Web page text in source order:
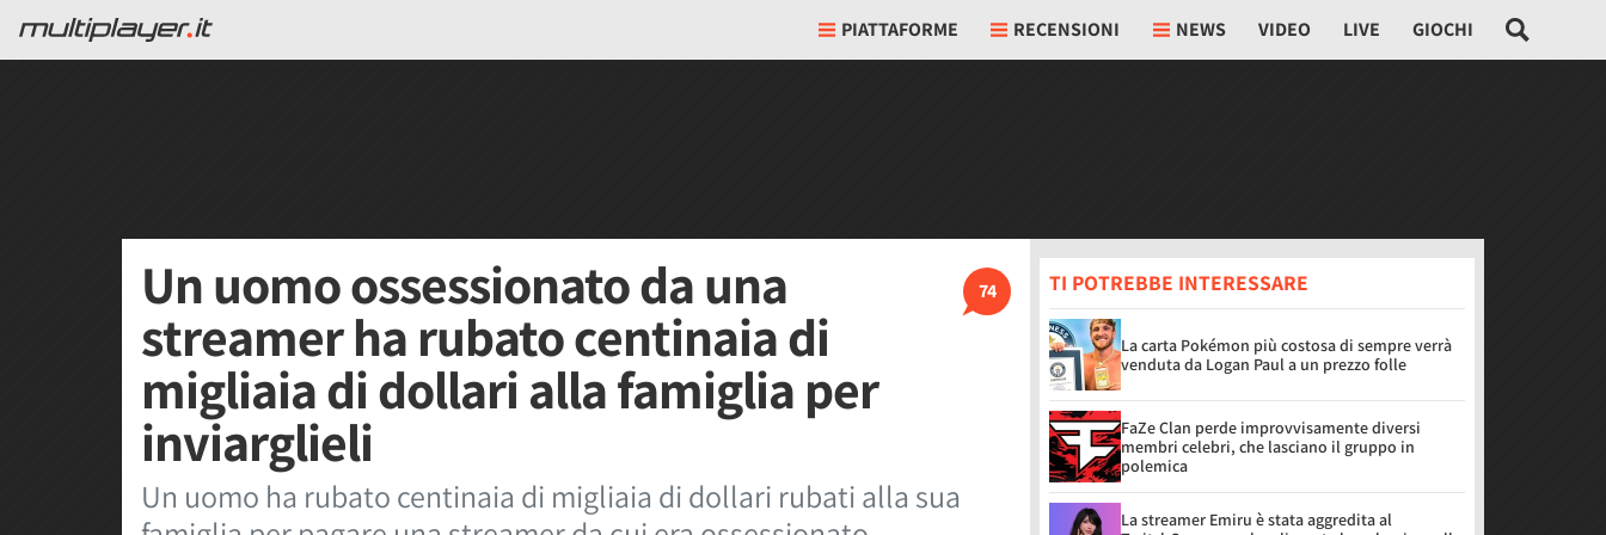
PIATTAFORME RECENSIONI NEWS VIDEO LIVE GIOCHI
74
Un uomo ossessionato da una
streamer ha rubato centinaia di
migliaia di dollari alla famiglia per
inviarglieli
Un uomo ha rubato centinaia di migliaia di dollari rubati alla sua
TI POTREBBE INTERESSARE
La carta Pokémon più costosa di sempre verrà
venduta da Logan Paul a un prezzo folle
FaZe Clan perde improvvisamente diversi
membri celebri, che lasciano il gruppo in
polemica
La streamer Emiru è stata aggredita al